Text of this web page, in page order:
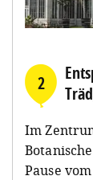
2
Im
Pause